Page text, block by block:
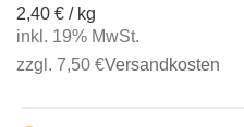
2,40 € / kg
inkl. 19% MwSt.
zzgl. 7,50 €Versandkosten